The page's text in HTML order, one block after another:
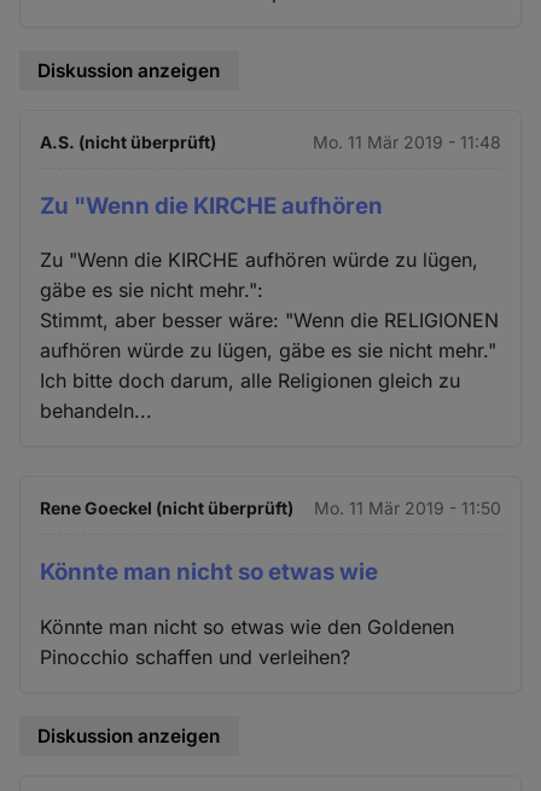
Diskussion anzeigen
A.S. (nicht überprüft) Mo. 11 Mär 2019 - 11:48
Zu "Wenn die KIRCHE aufhören
Zu "Wenn die KIRCHE aufhören würde zu lügen,
gäbe es sie nicht mehr.":
Stimmt, aber besser wäre: "Wenn die RELIGIONEN
aufhören würde zu lügen, gäbe es sie nicht mehr."
Ich bitte doch darum, alle Religionen gleich zu
behandeln...
Rene Goeckel (nicht überprüft) Mo. 11 Mär 2019 - 11:50
Könnte man nicht so etwas wie
Könnte man nicht so etwas wie den Goldenen
Pinocchio schaffen und verleihen?
Diskussion anzeigen